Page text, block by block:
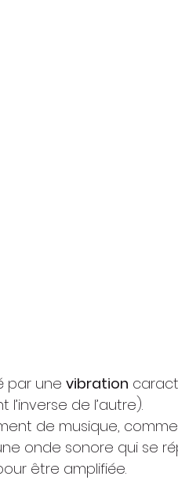
par une vibration
l’inverse de l’autre).
de musique,
onde sonore qui se
être amplifiée.